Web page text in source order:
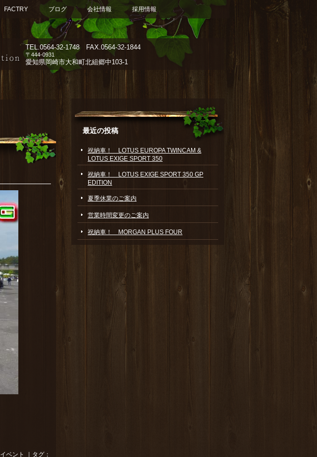
TEL.0564-32-1748 FAX.0564-32-1844
〒444-0931
愛知県岡崎市大和町北組郷中103-1
FACTRY ブログ 会社情報 採用情報
イベント ｜タグ：
最近の投稿
祝納車！ LOTUS EUROPA TWINCAM &
LOTUS EXIGE SPORT 350
祝納車！ LOTUS EXIGE SPORT 350 GP
EDITION
夏季休業のご案内
営業時間変更のご案内
祝納車！ MORGAN PLUS FOUR